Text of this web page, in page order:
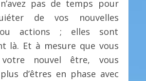
pas de temps pour
de vos nouvelles
ou actions ; elles sont
là. Et à mesure que vous
votre nouvel être, vous
d’êtres en phase avec